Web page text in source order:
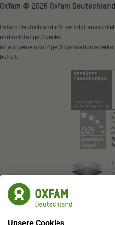
Oxfam © 2026 Oxfam Deutschland
Oxfam Deutschland e.V. verfolgt
und mildtätige Zwecke,
ist als gemeinnützige Organisation
befreit.
Oxfam Deutschland e.V.
SozialBank
IBAN: DE87 3702 0500 0008